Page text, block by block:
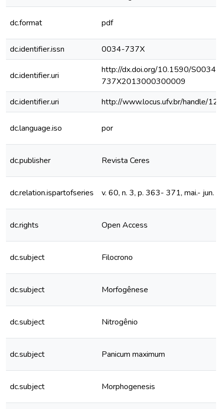
dc.format pdf
dc.identifier.issn 0034-737X
dc.identifier.uri
http://dx.doi.org/10.1590/S0034-
737X2013000300009
dc.identifier.uri
http://www.locus.ufv.br/handle/
dc.language.iso por
dc.publisher Revista Ceres
dc.relation.ispartofseries v. 60, n. 3, p. 363- 371, mai.- jun.
dc.rights Open Access
dc.subject Filocrono
dc.subject Morfogênese
dc.subject Nitrogênio
dc.subject Panicum maximum
dc.subject Morphogenesis